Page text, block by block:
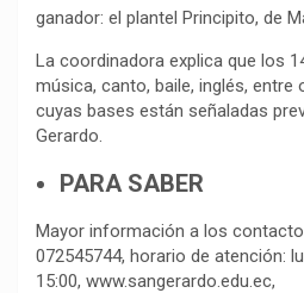
ganador: el plantel Principito, de
La coordinadora explica que los
música, canto, baile, inglés,
cuyas bases están señaladas
Gerardo.
PARA SABER
Mayor información a los
072545744, horario de atención:
15:00, www.sangerardo.edu.ec,